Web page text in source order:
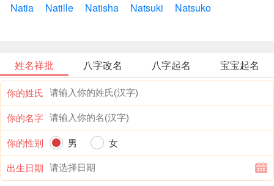
Natia
Natille Natisha Natsuki Natsuko
姓名祥批 八字改名 八字起名 宝宝起名
你的姓氏
你的名字
你的性别
男
女
出生日期